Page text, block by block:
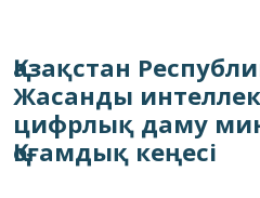
Қазақстан
Жасанды
цифрлық даму
Қоғамдық кеңесі